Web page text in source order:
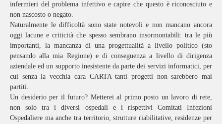
infermieri del problema infettivo e capire che questo è riconosciuto e
non nascosto o negato.
Naturalmente le difficoltà sono state notevoli e non mancano ancora
oggi lacune e criticità che spesso sembrano insormontabili: tra le più
importanti, la mancanza di una progettualità a livello politico (sto
pensando alla mia Regione) e di conseguenza a livello di dirigenza
aziendale ed un supporto inesistente da parte dei servizi informatici, per
cui senza la vecchia cara CARTA tanti progetti non sarebbero mai
partiti.
Un desiderio per il futuro? Metterei al primo posto un lavoro di rete,
non solo tra i diversi ospedali e i rispettivi Comitati Infezioni
Ospedaliere ma anche tra territorio, strutture riabilitative, residenze per